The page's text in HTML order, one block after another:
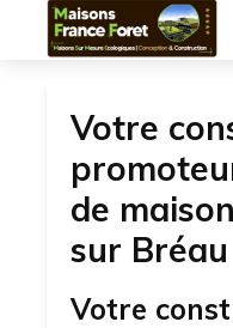
Votre
de
sur Bréau
Votre